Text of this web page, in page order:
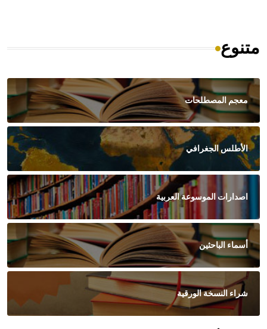
متنوع
معجم المصطلحات
الأطلس الجغرافي
اصدارات الموسوعة العربية
أسماء الباحثين
شراء النسخة الورقية